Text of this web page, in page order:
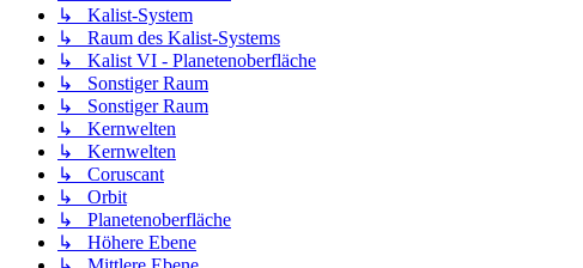
↳ Kalist-System
↳ Raum des Kalist-Systems
↳ Kalist VI - Planetenoberfläche
↳ Sonstiger Raum
↳ Sonstiger Raum
↳ Kernwelten
↳ Kernwelten
↳ Coruscant
↳ Orbit
↳ Planetenoberfläche
↳ Höhere Ebene